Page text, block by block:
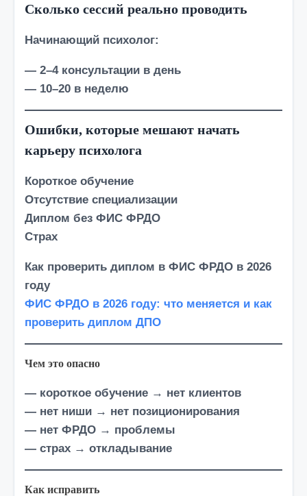
Сколько сессий реально проводить
Начинающий психолог:
— 2–4 консультации в день
— 10–20 в неделю
Ошибки, которые мешают начать
карьеру психолога
Короткое обучение
Отсутствие специализации
Диплом без ФИС ФРДО
Страх
Как проверить диплом в ФИС ФРДО в 2026
году
ФИС ФРДО в 2026 году: что меняется и как
проверить диплом ДПО
Чем это опасно
— короткое обучение → нет клиентов
— нет ниши → нет позиционирования
— нет ФРДО → проблемы
— страх → откладывание
Как исправить